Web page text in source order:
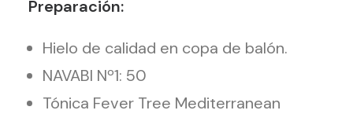
Preparación:
Hielo de calidad en copa de balón.
NAVABI Nº1: 50
Tónica Fever Tree Mediterranean